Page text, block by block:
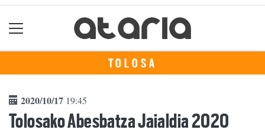
TOLOSA
2020/10/17 19:45
Tolosako Abesbatza Jaialdia 2020